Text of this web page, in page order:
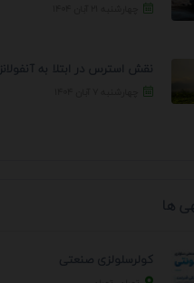
نقش استرس در ابتلا به آنفولانزا
ها
کولرسلولزی صنعتی